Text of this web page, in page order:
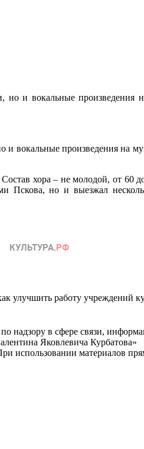
и вокальные
и вокальные произведения на
хора – не молодой, от 60
Пскова, но и выезжал
улучшить работу учреждений
в сфере связи,
Яковлевича Курбатова»
использовании материалов